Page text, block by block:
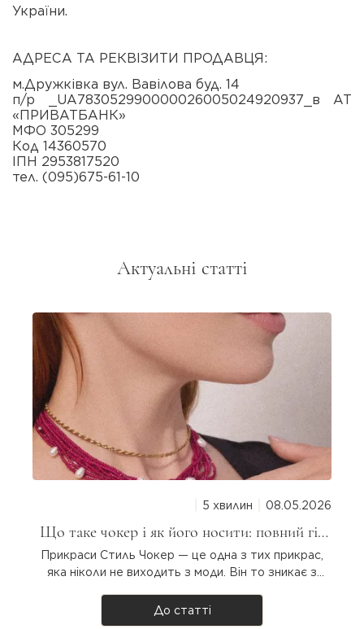
АДРЕСА ТА РЕКВІЗИТИ ПРОДАВЦЯ:
м.Дружківка вул. Вавілова буд. 14
п/р _UA783052990000026005024920937_в АТ
«ПРИВАТБАНК»
МФО 305299
Код 14360570
ІПН 2953817520
тел. (095)675-61-10
Актуальні статті
5 хвилин 08.05.2026
Що таке чокер і як його носити: повний гід
для дівчат
Прикраси Стиль Чокер — це одна з тих прикрас,
яка ніколи не виходить з моди. Він то зникає з
таке чокер насправді, звідки він узявся і як
носити? Розбираємося разом! Що таке чокер?
До статті